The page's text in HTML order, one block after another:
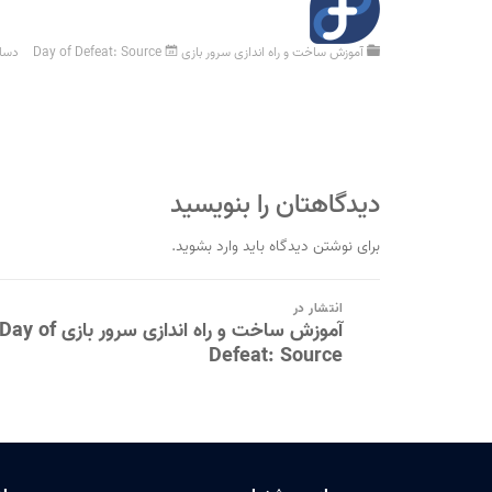
آموزش ساخت و راه اندازی سرور بازی Day of Defeat: Source
دیدگاهتان را بنویسید
برای نوشتن دیدگاه بایدوارد بشوید.
راهبری
نوشته
انتشار در
آموزش ساخت و راه اندازی سرور بازی Day of
Defeat: Source